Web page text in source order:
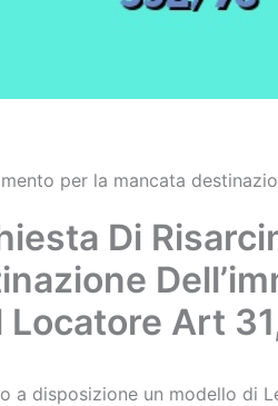
per la mancata
Di
Locatore Art
a disposizione un modello di